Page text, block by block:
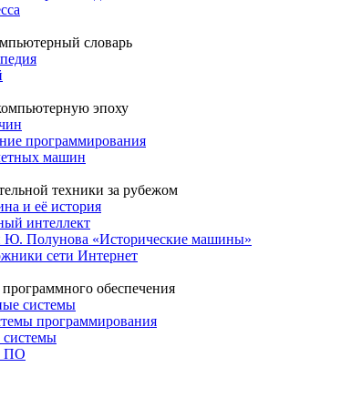
словарь
эпоху
программирования
машин
техники за рубежом
и её история
интеллект
Ю. Полунова «Исторические машины»
сети Интернет
обеспечения
системы
программирования
системы
ПО